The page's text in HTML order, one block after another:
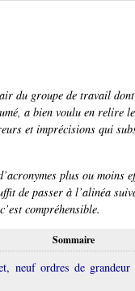
du groupe de travail
a bien voulu en relire
et imprécisions qui
plus ou moins
de passer à l’alinéa
compréhensible.
Sommaire
neuf ordres de grandeur